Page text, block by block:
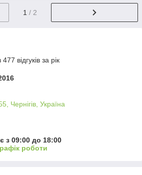
1 / 2
відгуків за рік
Чернігів, Україна
з 09:00 до 18:00
роботи